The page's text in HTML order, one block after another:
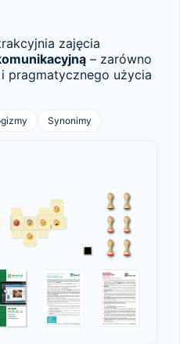
zajęcia
– zarówno
pragmatycznego użycia
Synonimy